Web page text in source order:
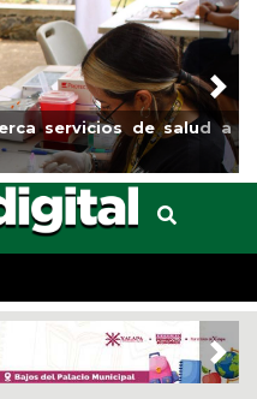
etapa de rehabilitación